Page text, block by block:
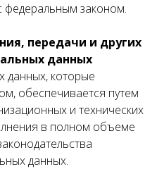
федеральным законом.
передачи и других
данных
данных, которые
обеспечивается путем
и технических
в полном объеме
данных.